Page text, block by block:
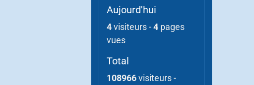
Aujourd'hui
4visiteurs -4 pages
vues
Total
108966visiteurs -